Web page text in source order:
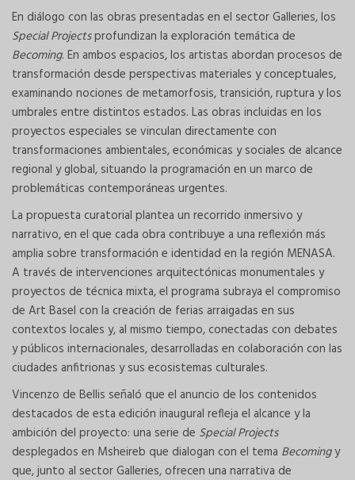
En diálogo con las obras presentadas en el sector Galleries, los
Special Projectsprofundizan la exploración temática de
Becoming. En ambos espacios, los artistas abordan procesos de
transformación desde perspectivas materiales y conceptuales,
examinando nociones de metamorfosis, transición, ruptura y los
umbrales entre distintos estados. Las obras incluidas en los
proyectos especiales se vinculan directamente con
transformaciones ambientales, económicas y sociales de alcance
regional y global, situando la programación en un marco de
problemáticas contemporáneas urgentes.
La propuesta curatorial plantea un recorrido inmersivo y
narrativo, en el que cada obra contribuye a una reflexión más
amplia sobre transformación e identidad en la región MENASA.
A través de intervenciones arquitectónicas monumentales y
proyectos de técnica mixta, el programa subraya el compromiso
de Art Basel con la creación de ferias arraigadas en sus
contextos locales y, al mismo tiempo, conectadas con debates
y públicos internacionales, desarrolladas en colaboración con las
ciudades anfitrionas y sus ecosistemas culturales.
Vincenzo de Bellis señaló que el anuncio de los contenidos
destacados de esta edición inaugural refleja el alcance y la
ambición del proyecto: una serie de Special Projects
desplegados en Msheireb que dialogan con el tema Becomingy
que, junto al sector Galleries, ofrecen una narrativa de